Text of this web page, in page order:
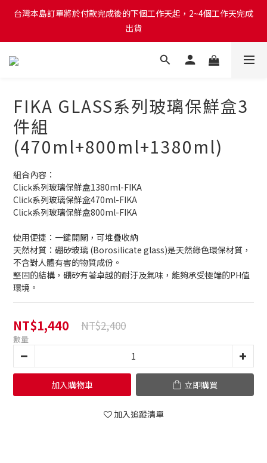
台灣本島訂單將於付款完成後的下個工作天起，2~4個工作天完成
出貨
台灣本島訂單將於付款完成後的下個工作天起，2~4個工作天完成
出貨
台灣本島消費滿$999免運費
台灣本島訂單將於付款完成後的下個工作天起，2~4個工作天完成
出貨
FIKA GLASS系列玻璃保鮮盒3
件組
(470ml+800ml+1380ml)
組合內容：
Click系列玻璃保鮮盒1380ml-FIKA
Click系列玻璃保鮮盒470ml-FIKA
Click系列玻璃保鮮盒800ml-FIKA
使用便捷：一鍵開關，可堆疊收納
天然材質：硼矽玻璃 (Borosilicate glass)是天然綠色環保材質，
不含對人體有害的物質成份。
堅固的結構，硼矽有著卓越的耐汙及氣味，能夠承受極端的PH值
環境。
NT$1,440 NT$2,400
數量
加入購物車 立即購買
加入追蹤清單